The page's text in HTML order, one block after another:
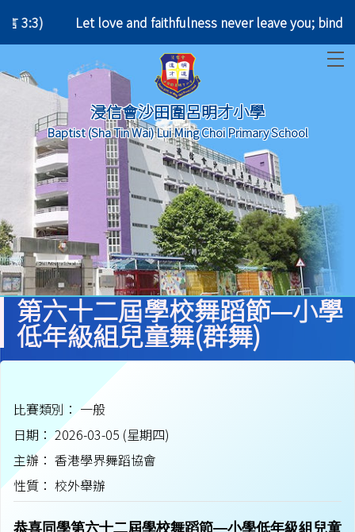
3:3) Let love and faithfulness never leave you; bind
浸信會沙田圍呂明才小學
Baptist (Sha Tin Wai) Lui Ming Choi Primary School
第六十二屆學校舞蹈節—小學
低年級組兒童舞(群舞)
比賽類別： 一般
日期： 2026-03-05 (星期四)
主辦： 香港學界舞蹈協會
性質： 校外舉辦
恭喜同學第六十二屆學校舞蹈節—小學低年級組兒童